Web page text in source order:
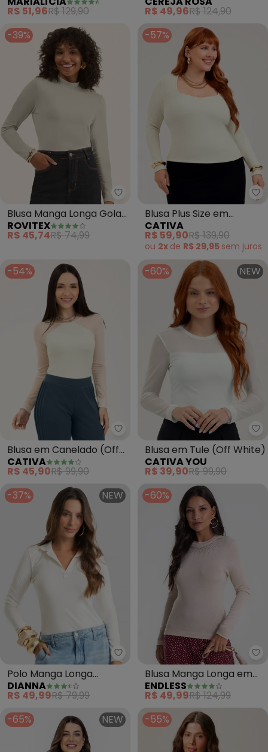
Decote Diamante (Bege)
R$ 51,96R$ 129,90
Ribana Canelada Decote
Gota (Bege)
R$ 49,96R$ 124,90
-39%
Rovitex - Blusa Manga Longa
Blusa Manga Longa Gola
Alta (Bege)
ROVITEX
R$ 45,74R$ 74,99
-57%
Blusa Plus Size em
Canelado (Off White)
CATIVA
R$ 59,90R$ 139,90
ou 2x de R$ 29,95 sem juros
-54%
Cativa - Blusa em Canelado
Blusa em Canelado (Off
White)
CATIVA
R$ 45,90R$ 99,90
-60% NEW
Blusa em Tule (Off White)
CATIVA YOU
R$ 39,90R$ 99,90
-37%
NEW
Dianna - Polo Manga Longa
Polo Manga Longa
Feminina Cotton Leve
(Bege)
DIANNA
R$ 49,99R$ 79,99
-60%
Blusa Manga Longa em
Visco Tricot (Bege)
ENDLESS
R$ 49,99R$ 124,99
-65%
NEW -55%